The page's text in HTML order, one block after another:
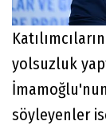
yolsuzluk
söyleyenler